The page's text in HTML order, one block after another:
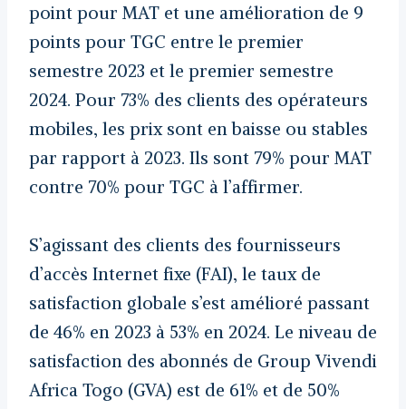
point pour MAT et une amélioration de 9
points pour TGC entre le premier
semestre 2023 et le premier semestre
2024. Pour 73% des clients des opérateurs
mobiles, les prix sont en baisse ou stables
par rapport à 2023. Ils sont 79% pour MAT
contre 70% pour TGC à l’affirmer.
S’agissant des clients des fournisseurs
d’accès Internet fixe (FAI), le taux de
satisfaction globale s’est amélioré passant
de 46% en 2023 à 53% en 2024. Le niveau de
satisfaction des abonnés de Group Vivendi
Africa Togo (GVA) est de 61% et de 50%